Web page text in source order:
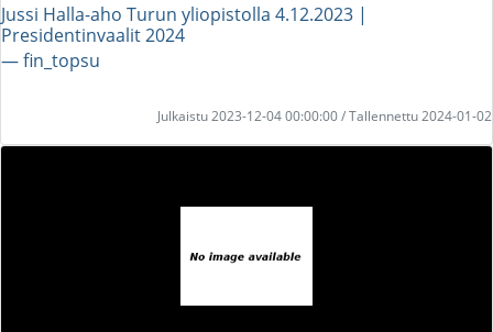
Jussi Halla-aho Turun yliopistolla 4.12.2023 |
Presidentinvaalit 2024
― fin_topsu
Julkaistu 2023-12-04 00:00:00 / Tallennettu 2024-01-02